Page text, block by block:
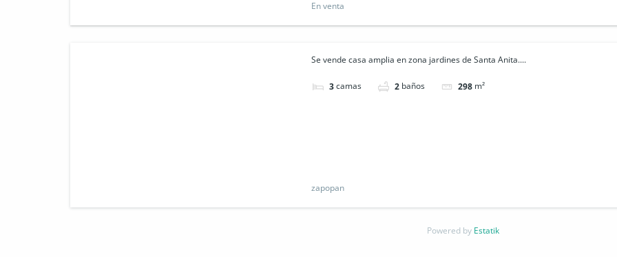
En venta
Se vende casa amplia en zona jardines de Santa Anita....
3camas 2 baños 298 m²
zapopan
Powered by Estatik